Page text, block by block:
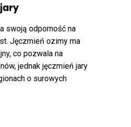
swoją odporność na
Jęczmień ozimy ma
co pozwala na
jednak jęczmień jary
o surowych